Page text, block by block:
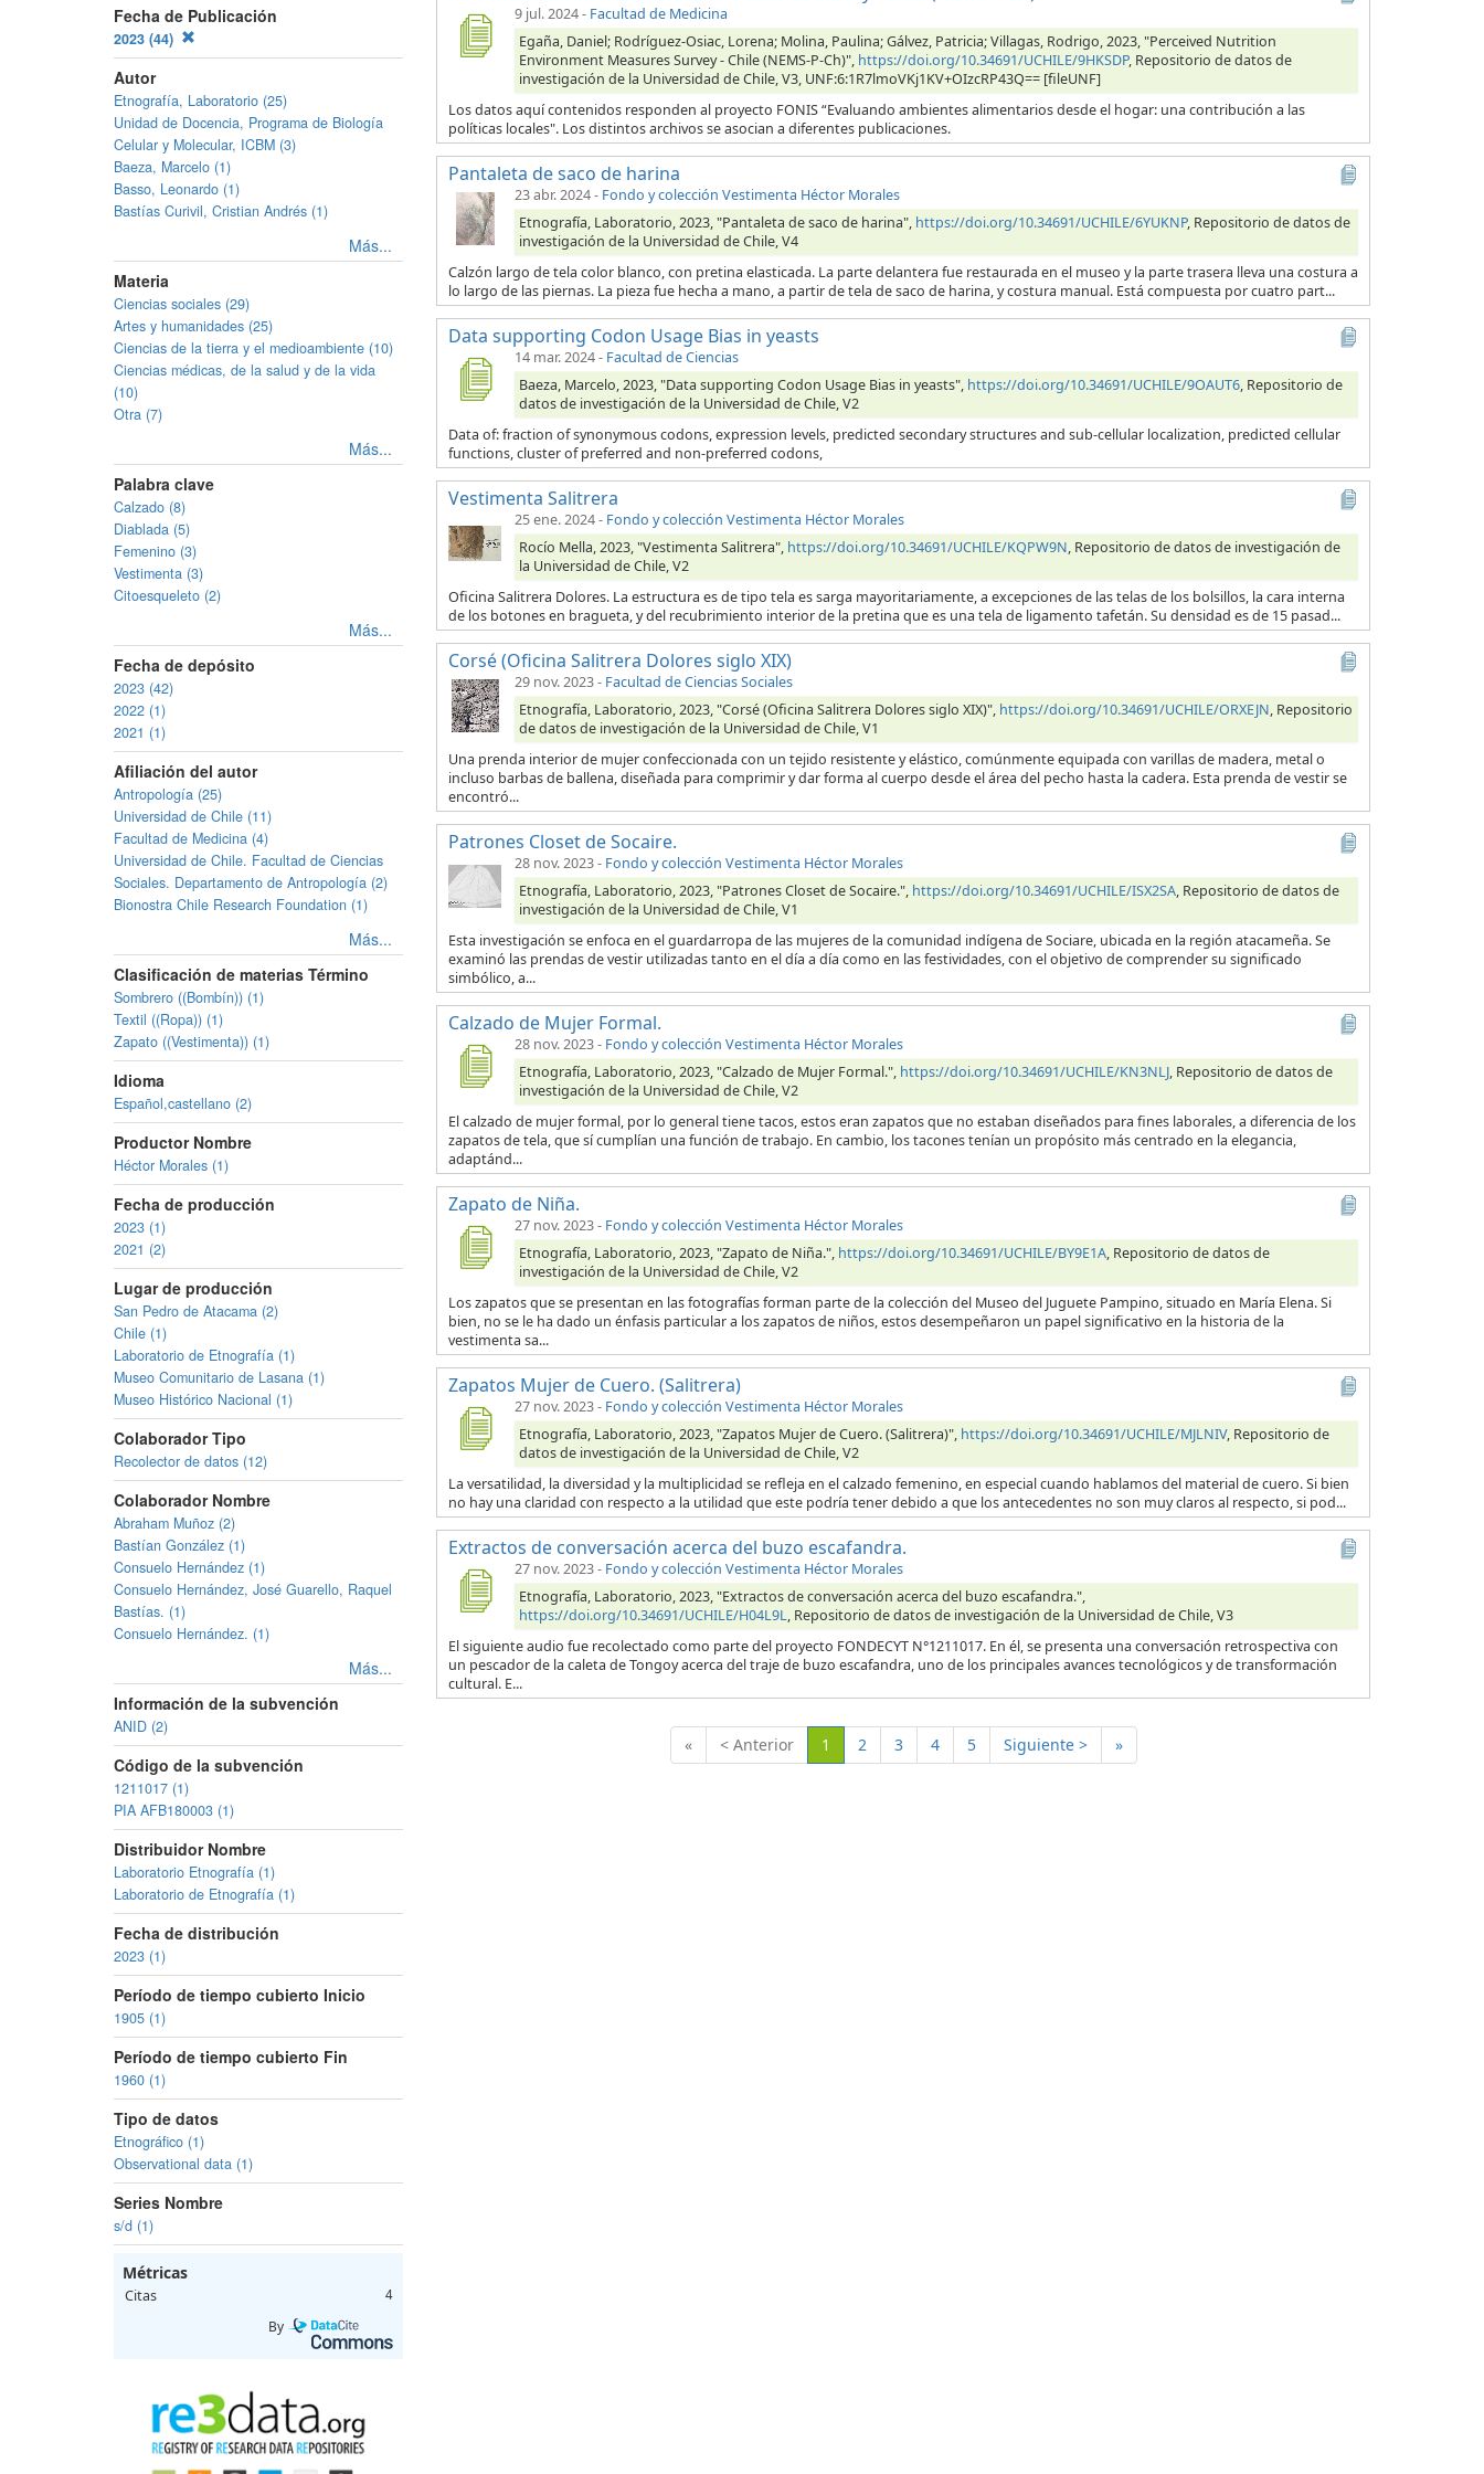
Fecha de Publicación
2023 (44)
Autor
Etnografía, Laboratorio (25)
Unidad de Docencia, Programa de Biología
Celular y Molecular, ICBM (3)
Baeza, Marcelo (1)
Basso, Leonardo (1)
Bastías Curivil, Cristian Andrés (1)
Más...
Materia
Ciencias sociales (29)
Artes y humanidades (25)
Ciencias de la tierra y el medioambiente (10)
Ciencias médicas, de la salud y de la vida
(10)
Otra (7)
Más...
Palabra clave
Calzado (8)
Diablada (5)
Femenino (3)
Vestimenta (3)
Citoesqueleto (2)
Más...
Fecha de depósito
2023 (42)
2022 (1)
2021 (1)
Afiliación del autor
Antropología (25)
Universidad de Chile (11)
Facultad de Medicina (4)
Universidad de Chile. Facultad de Ciencias
Sociales. Departamento de Antropología (2)
Bionostra Chile Research Foundation (1)
Más...
Clasificación de materias Término
Sombrero ((Bombín)) (1)
Textil ((Ropa)) (1)
Zapato ((Vestimenta)) (1)
Idioma
Español,castellano (2)
Productor Nombre
Héctor Morales (1)
Fecha de producción
2023 (1)
2021 (2)
Lugar de producción
San Pedro de Atacama (2)
Chile (1)
Laboratorio de Etnografía (1)
Museo Comunitario de Lasana (1)
Museo Histórico Nacional (1)
Colaborador Tipo
Recolector de datos (12)
Colaborador Nombre
Abraham Muñoz (2)
Bastían González (1)
Consuelo Hernández (1)
Consuelo Hernández, José Guarello, Raquel
Bastías. (1)
Consuelo Hernández. (1)
Más...
Información de la subvención
ANID (2)
Código de la subvención
1211017 (1)
PIA AFB180003 (1)
Distribuidor Nombre
Laboratorio Etnografía (1)
Laboratorio de Etnografía (1)
Fecha de distribución
2023 (1)
Período de tiempo cubierto Inicio
1905 (1)
Período de tiempo cubierto Fin
1960 (1)
Tipo de datos
Etnográfico (1)
Observational data (1)
Series Nombre
s/d (1)
Métricas
Citas 4
By
9 jul. 2024- Facultad de Medicina
Egaña, Daniel; Rodríguez-Osiac, Lorena; Molina, Paulina; Gálvez, Patricia; Villagas, Rodrigo, 2023, "Perceived Nutrition
Environment Measures Survey - Chile (NEMS-P-Ch)", https://doi.org/10.34691/UCHILE/9HKSDP, Repositorio de datos de
investigación de la Universidad de Chile, V3, UNF:6:1R7lmoVKj1KV+OIzcRP43Q== [fileUNF]
Los datos aquí contenidos responden al proyecto FONIS “Evaluando ambientes alimentarios desde el hogar: una contribución a las
políticas locales". Los distintos archivos se asocian a diferentes publicaciones.
Pantaleta de saco de harina
23 abr. 2024- Fondo y colección Vestimenta Héctor Morales
Etnografía, Laboratorio, 2023, "Pantaleta de saco de harina", https://doi.org/10.34691/UCHILE/6YUKNP, Repositorio de datos de
investigación de la Universidad de Chile, V4
Calzón largo de tela color blanco, con pretina elasticada. La parte delantera fue restaurada en el museo y la parte trasera lleva una costura a
lo largo de las piernas. La pieza fue hecha a mano, a partir de tela de saco de harina, y costura manual. Está compuesta por cuatro part...
Data supporting Codon Usage Bias in yeasts
14 mar. 2024- Facultad de Ciencias
Baeza, Marcelo, 2023, "Data supporting Codon Usage Bias in yeasts", https://doi.org/10.34691/UCHILE/9OAUT6, Repositorio de
datos de investigación de la Universidad de Chile, V2
Data of: fraction of synonymous codons, expression levels, predicted secondary structures and sub-cellular localization, predicted cellular
functions, cluster of preferred and non-preferred codons,
Vestimenta Salitrera
25 ene. 2024- Fondo y colección Vestimenta Héctor Morales
Rocío Mella, 2023, "Vestimenta Salitrera", https://doi.org/10.34691/UCHILE/KQPW9N, Repositorio de datos de investigación de
la Universidad de Chile, V2
Oficina Salitrera Dolores. La estructura es de tipo tela es sarga mayoritariamente, a excepciones de las telas de los bolsillos, la cara interna
de los botones en bragueta, y del recubrimiento interior de la pretina que es una tela de ligamento tafetán. Su densidad es de 15 pasad...
Corsé (Oficina Salitrera Dolores siglo XIX)
29 nov. 2023- Facultad de Ciencias Sociales
Etnografía, Laboratorio, 2023, "Corsé (Oficina Salitrera Dolores siglo XIX)", https://doi.org/10.34691/UCHILE/ORXEJN, Repositorio
de datos de investigación de la Universidad de Chile, V1
Una prenda interior de mujer confeccionada con un tejido resistente y elástico, comúnmente equipada con varillas de madera, metal o
incluso barbas de ballena, diseñada para comprimir y dar forma al cuerpo desde el área del pecho hasta la cadera. Esta prenda de vestir se
encontró...
Patrones Closet de Socaire.
28 nov. 2023- Fondo y colección Vestimenta Héctor Morales
Etnografía, Laboratorio, 2023, "Patrones Closet de Socaire.", https://doi.org/10.34691/UCHILE/ISX2SA, Repositorio de datos de
investigación de la Universidad de Chile, V1
Esta investigación se enfoca en el guardarropa de las mujeres de la comunidad indígena de Sociare, ubicada en la región atacameña. Se
examinó las prendas de vestir utilizadas tanto en el día a día como en las festividades, con el objetivo de comprender su significado
simbólico, a...
Calzado de Mujer Formal.
28 nov. 2023- Fondo y colección Vestimenta Héctor Morales
Etnografía, Laboratorio, 2023, "Calzado de Mujer Formal.", https://doi.org/10.34691/UCHILE/KN3NLJ, Repositorio de datos de
investigación de la Universidad de Chile, V2
El calzado de mujer formal, por lo general tiene tacos, estos eran zapatos que no estaban diseñados para fines laborales, a diferencia de los
zapatos de tela, que sí cumplían una función de trabajo. En cambio, los tacones tenían un propósito más centrado en la elegancia,
adaptánd...
Zapato de Niña.
27 nov. 2023- Fondo y colección Vestimenta Héctor Morales
Etnografía, Laboratorio, 2023, "Zapato de Niña.", https://doi.org/10.34691/UCHILE/BY9E1A, Repositorio de datos de
investigación de la Universidad de Chile, V2
Los zapatos que se presentan en las fotografías forman parte de la colección del Museo del Juguete Pampino, situado en María Elena. Si
bien, no se le ha dado un énfasis particular a los zapatos de niños, estos desempeñaron un papel significativo en la historia de la
vestimenta sa...
Zapatos Mujer de Cuero. (Salitrera)
27 nov. 2023- Fondo y colección Vestimenta Héctor Morales
Etnografía, Laboratorio, 2023, "Zapatos Mujer de Cuero. (Salitrera)", https://doi.org/10.34691/UCHILE/MJLNIV, Repositorio de
datos de investigación de la Universidad de Chile, V2
La versatilidad, la diversidad y la multiplicidad se refleja en el calzado femenino, en especial cuando hablamos del material de cuero. Si bien
no hay una claridad con respecto a la utilidad que este podría tener debido a que los antecedentes no son muy claros al respecto, si pod...
Extractos de conversación acerca del buzo escafandra.
27 nov. 2023- Fondo y colección Vestimenta Héctor Morales
Etnografía, Laboratorio, 2023, "Extractos de conversación acerca del buzo escafandra.",
https://doi.org/10.34691/UCHILE/H04L9L, Repositorio de datos de investigación de la Universidad de Chile, V3
El siguiente audio fue recolectado como parte del proyecto FONDECYT N°1211017. En él, se presenta una conversación retrospectiva con
un pescador de la caleta de Tongoy acerca del traje de buzo escafandra, uno de los principales avances tecnológicos y de transformación
cultural. E...
« < Anterior 1 (Actual)
2 3 4 5 Siguiente > »